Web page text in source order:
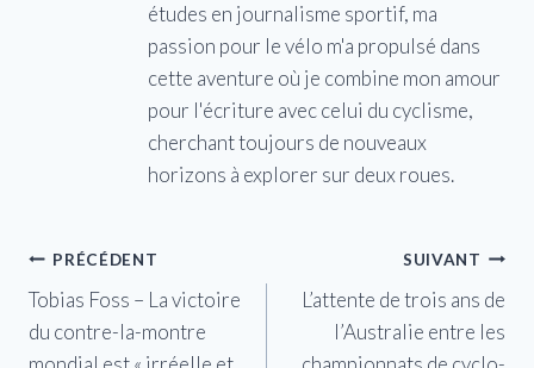
études en journalisme sportif, ma
passion pour le vélo m'a propulsé dans
cette aventure où je combine mon amour
pour l'écriture avec celui du cyclisme,
cherchant toujours de nouveaux
horizons à explorer sur deux roues.
Navigation
de
PRÉCÉDENT
Tobias Foss – La victoire
du contre-la-montre
SUIVANT
L’attente de trois ans de
l’Australie entre les